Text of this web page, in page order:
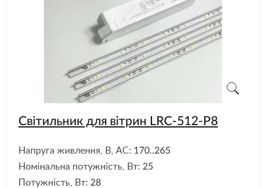
Світильник для вітрин LRC-512-P8
Напруга живлення, В, АС: 170..265
Номінальна потужність, Вт: 25
Потужність, Вт: 28